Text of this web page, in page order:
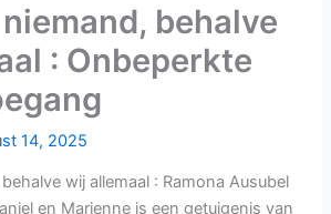
behalve
: Onbeperkte
14, 2025
wij allemaal : Ramona Ausubel
en Marienne is een getuigenis van